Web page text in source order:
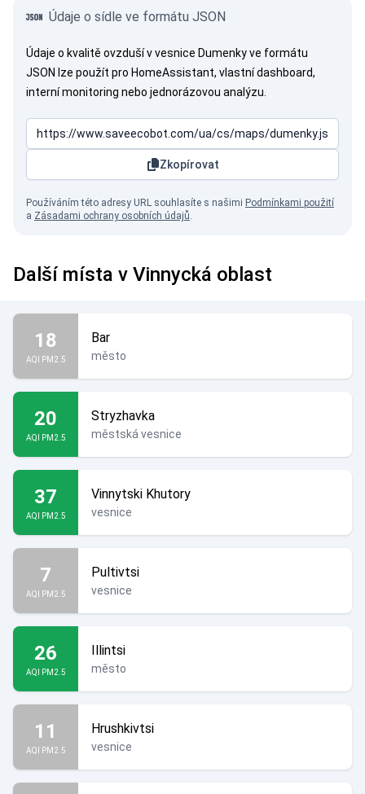
Údaje o sídle ve formátu JSON
Údaje o kvalitě ovzduší v vesnice Dumenky ve formátu
JSON lze použít pro HomeAssistant, vlastní dashboard,
interní monitoring nebo jednorázovou analýzu.
Zkopírovat
Používáním této adresy URL souhlasíte s našimi Podmínkami použití
a Zásadami ochrany osobních údajů.
Další místa v Vinnycká oblast
18
AQI PM2.5
Bar
město
20
AQI PM2.5
Stryzhavka
městská vesnice
37
AQI PM2.5
Vinnytski Khutory
vesnice
7
AQI PM2.5
Pultivtsi
vesnice
26
AQI PM2.5
Illintsi
město
11
AQI PM2.5
Hrushkivtsi
vesnice